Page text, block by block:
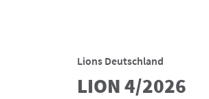
Lions Deutschland
LION 4/2026